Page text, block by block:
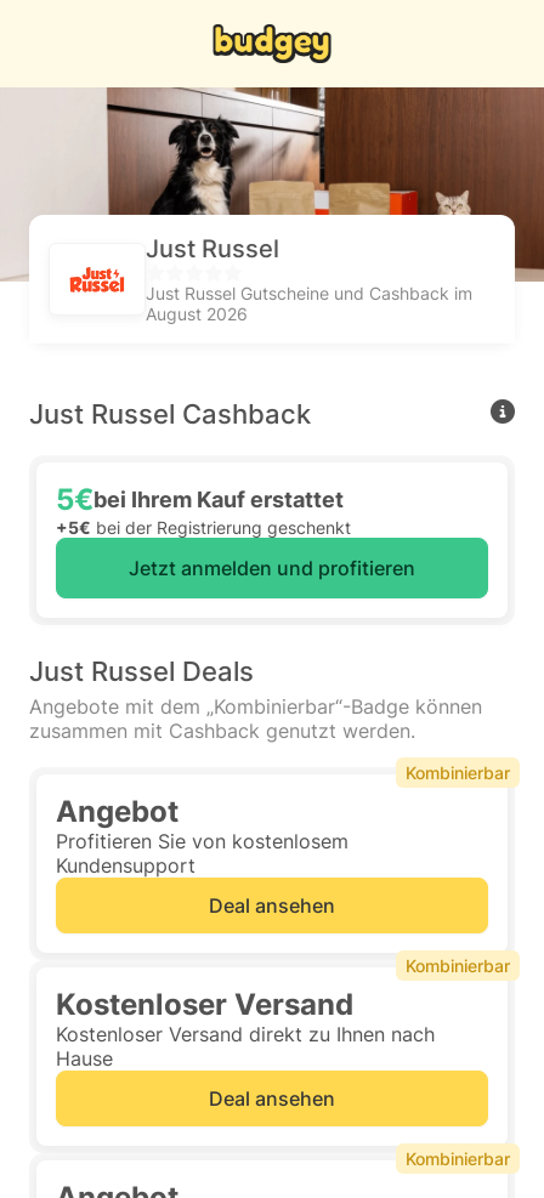
Just Russel
Just Russel Gutscheine und Cashback im
August 2026
Just Russel Cashback
5€bei Ihrem Kauf erstattet
+5€ bei der Registrierung geschenkt
Jetzt anmelden und profitieren
Just Russel Deals
Angebote mit dem „Kombinierbar“-Badge können
zusammen mit Cashback genutzt werden.
Angebot
Profitieren Sie von kostenlosem
Kundensupport
Deal ansehen
Kombinierbar
Kostenloser Versand
Kostenloser Versand direkt zu Ihnen nach
Hause
Deal ansehen
Kombinierbar
Kombinierbar